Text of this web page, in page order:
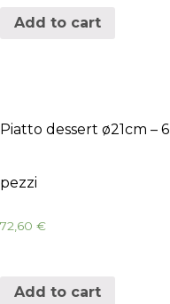
Add to cart
Piatto dessert ø21cm – 6
pezzi
72,60 €
Add to cart